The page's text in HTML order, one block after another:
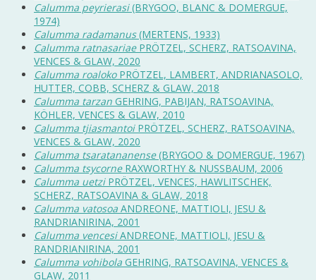
Calumma peyrierasi(BRYGOO, BLANC & DOMERGUE,
1974)
Calumma radamanus(MERTENS, 1933)
Calumma ratnasariaePRÖTZEL, SCHERZ, RATSOAVINA,
VENCES & GLAW, 2020
Calumma roalokoPRÖTZEL, LAMBERT, ANDRIANASOLO,
HUTTER, COBB, SCHERZ & GLAW, 2018
Calumma tarzan GEHRING, PABIJAN, RATSOAVINA,
KÖHLER, VENCES & GLAW, 2010
Calumma tjiasmantoiPRÖTZEL, SCHERZ, RATSOAVINA,
VENCES & GLAW, 2020
Calumma tsaratananense(BRYGOO & DOMERGUE, 1967)
Calumma tsycorneRAXWORTHY & NUSSBAUM, 2006
Calumma uetziPRÖTZEL, VENCES, HAWLITSCHEK,
SCHERZ, RATSOAVINA & GLAW, 2018
Calumma vatosoa ANDREONE, MATTIOLI, JESU &
RANDRIANIRINA, 2001
Calumma vencesiANDREONE, MATTIOLI, JESU &
RANDRIANIRINA, 2001
Calumma vohibola GEHRING, RATSOAVINA, VENCES &
GLAW, 2011